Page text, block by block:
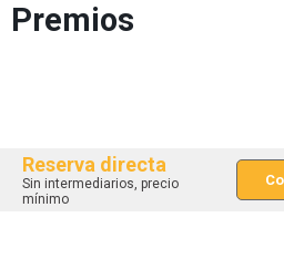
Premios
Métodos de pago
Reserva directa
Sin intermediarios, precio
mínimo